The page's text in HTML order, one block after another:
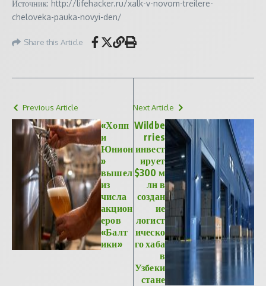
Источник: http://lifehacker.ru/xalk-v-novom-treilere-
cheloveka-pauka-novyi-den/
Share this Article
Previous Article
«Хопп
и
Юнион
»
вышел
из
числа
акцион
еров
«Балт
ики»
Next Article
Wildbe
rries
инвест
ирует
$300 м
лн в
создан
ие
логист
ическо
го хаба
в
Узбеки
стане